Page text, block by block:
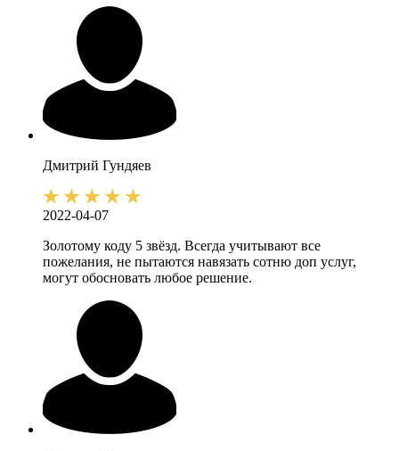
Дмитрий Гундяев
2022-04-07
Золотому коду 5 звёзд. Всегда учитывают все
пожелания, не пытаются навязать сотню доп услуг,
могут обосновать любое решение.